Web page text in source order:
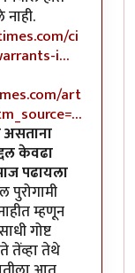
ci
i…
art
असताना
केवढा
पढायला
पुरोगामी
म्हणून
गोष्ट
तेंव्हा तेथे